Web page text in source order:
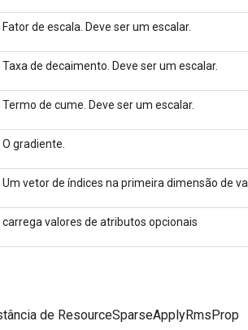
Fator de escala. Deve ser um escalar.
Taxa de decaimento. Deve ser um escalar.
Termo de cume. Deve ser um escalar.
O gradiente.
Um vetor de índices na primeira dimensão de
carrega valores de atributos opcionais
de ResourceSparseApplyRmsProp